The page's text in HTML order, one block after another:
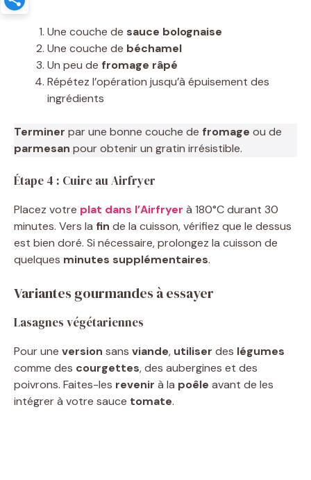
Une couche de sauce bolognaise
Une couche de béchamel
Un peu de fromage râpé
Répétez l’opération jusqu’à épuisement des
ingrédients
Terminer par une bonne couche de fromage ou de
parmesan pour obtenir un gratin irrésistible.
Étape 4 : Cuire au Airfryer
Placez votre plat dans l’Airfryer à 180°C durant 30
minutes. Vers la fin de la cuisson, vérifiez que le dessus
est bien doré. Si nécessaire, prolongez la cuisson de
quelques minutes supplémentaires.
Variantes gourmandes à essayer
Lasagnes végétariennes
Pour une version sans viande, utiliser des légumes
comme des courgettes, des aubergines et des
poivrons. Faites-les revenir à la poêle avant de les
intégrer à votre sauce tomate.